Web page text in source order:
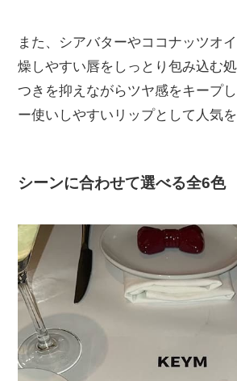
また、シアバターやココナッツオ
燥しやすい唇をしっとり包み込む
つきを抑えながらツヤ感をキープ
ー使いしやすいリップとして人気を
シーンに合わせて選べる全6色